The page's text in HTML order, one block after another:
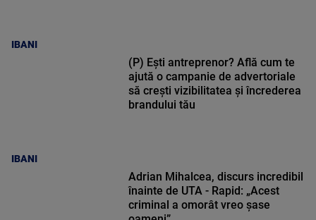
IBANI
IBANI
(P) Ești antreprenor? Află cum te
ajută o campanie de advertoriale
să crești vizibilitatea și încrederea
brandului tău
Adrian Mihalcea, discurs incredibil
înainte de UTA - Rapid: „Acest
criminal a omorât vreo șase